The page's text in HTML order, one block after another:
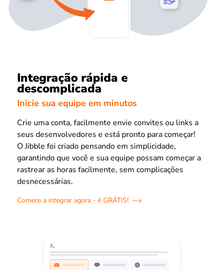
Integração rápida e
descomplicada
Inicie sua equipe em minutos
Crie uma conta, facilmente envie convites ou links a
seus desenvolvedores e está pronto para começar!
O Jibble foi criado pensando em simplicidade,
garantindo que você e sua equipe possam começar a
rastrear as horas facilmente, sem complicações
desnecessárias.
Comece a integrar agora - é GRÁTIS!